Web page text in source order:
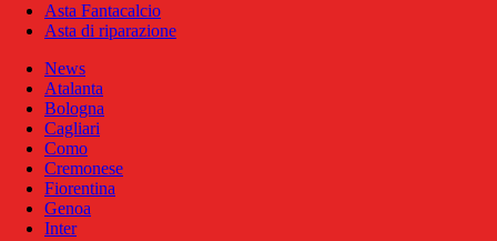
Asta Fantacalcio
Asta di riparazione
News
Atalanta
Bologna
Cagliari
Como
Cremonese
Fiorentina
Genoa
Inter